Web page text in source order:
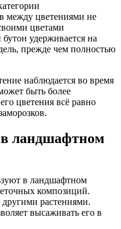
между цветениями не
цветами
удерживается на
прежде чем полностью
наблюдается во время
быть более
цветения всё равно
ландшафтном
в ландшафтном
композиций.
другими растениями.
высаживать его в